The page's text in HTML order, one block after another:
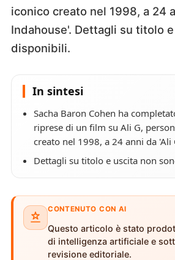
iconico creato nel 1998, a 24
Indahouse'. Dettagli su titolo
disponibili.
In sintesi
Sacha Baron Cohen ha
riprese di un film su Ali G,
creato nel 1998, a 24 anni da 'Ali
Dettagli su titolo e uscita non
CONTENUTO CON AI
Questo articolo è stato
di intelligenza artificiale e
revisione editoriale.